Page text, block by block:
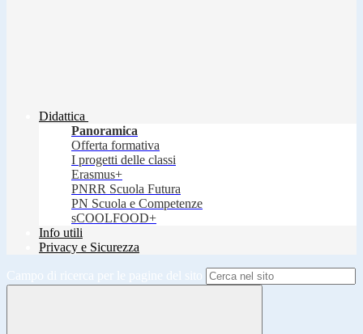
Didattica
Panoramica
Offerta formativa
I progetti delle classi
Erasmus+
PNRR Scuola Futura
PN Scuola e Competenze
sCOOLFOOD+
Info utili
Privacy e Sicurezza
Campo di ricerca per le pagine del sito